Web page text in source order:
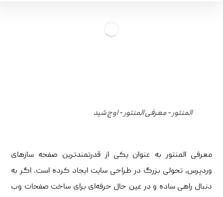
المنتور - معرفی المنتور - اوج شید
معرفی المنتور به عنوان یکی از قدرتمندترین صفحه‌ سازهای
وردپرس، تحولی بزرگ در طراحی سایت ایجاد کرده است. اگر به
دنبال راهی ساده و در عین حال حرفه‌ای برای ساخت صفحات وب